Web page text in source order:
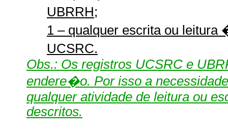
UBRRH;
1 – qualquer escrita ou leitura
UCSRC.
Obs.: Os registros UCSRC e
endere�o. Por isso a
qualquer atividade de leitura ou
descritos.